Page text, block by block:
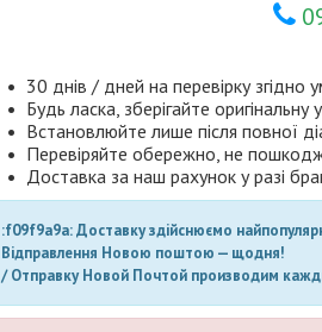
30 днів / дней на перевірку згідно
Будь ласка, зберігайте оригінальну
Встановлюйте лише після повної
Перевіряйте обережно, не
Доставка за наш рахунок у разі
:f09f9a9a: Доставку здійснюємо
Відправлення Новою поштою — щодня!
/ Отправку Новой Почтой производим